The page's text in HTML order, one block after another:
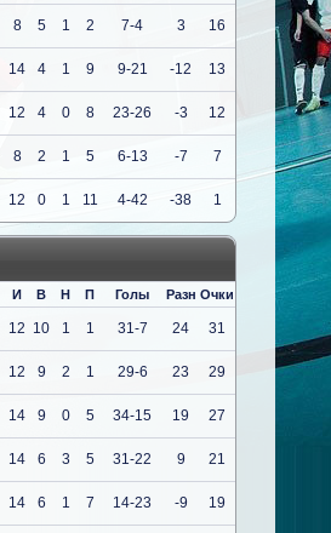
8 5 1 2 7-4 3 16
14 4 1 9 9-21 -12 13
12 4 0 8 23-26 -3 12
8 2 1 5 6-13 -7 7
12 0 1 11 4-42 -38 1
И В Н П Голы Разн Очки
12 10 1 1 31-7 24 31
12 9 2 1 29-6 23 29
14 9 0 5 34-15 19 27
14 6 3 5 31-22 9 21
14 6 1 7 14-23 -9 19